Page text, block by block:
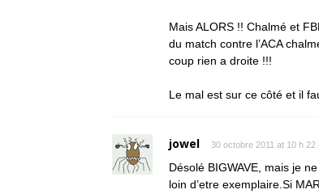
Mais ALORS !! Chalmé et
du match contre l’ACA
coup rien a droite !!!
Le mal est sur ce côté et il
jowel 30 octobre 2011 at 10 h 22
Désolé BIGWAVE, mais je
loin d’etre exemplaire.Si